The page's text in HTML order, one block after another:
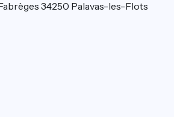
34250 Palavas-les-Flots